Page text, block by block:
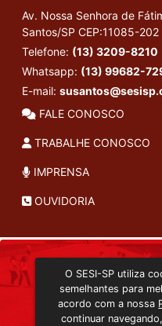
Av. Nossa Senhora de
Santos/SP CEP:11085-202
Telefone: (13) 3209-8210
Whatsapp: (13) 99682-
E-mail:
FALE CONOSCO
TRABALHE CONOSCO
IMPRENSA
OUVIDORIA
O SESI-SP utiliza
semelhantes para
acordo com a nossa
continuar